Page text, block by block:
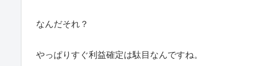
なんだそれ？
やっぱりすぐ利益確定は駄目なんですね。